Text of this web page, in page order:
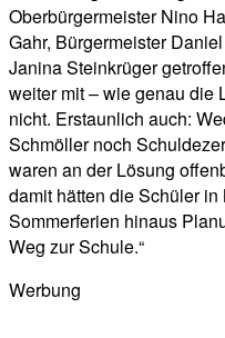
Oberbürgermeister Nino
Gahr, Bürgermeister
Janina Steinkrüger
weiter mit – wie genau die
nicht. Erstaunlich auch:
Schmöller noch
waren an der Lösung
damit hätten die Schüler
Sommerferien hinaus
Weg zur Schule.“
Werbung